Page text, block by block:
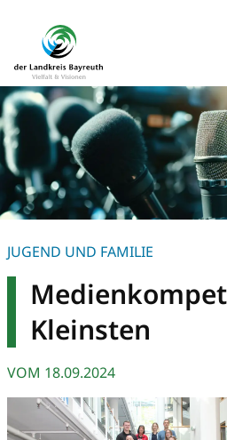
JUGEND UND FAMILIE
Kleinsten
VOM 18.09.2024